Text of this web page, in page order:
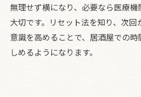
無理せず横になり、必要なら医療
大切です。リセット法を知り、次回
意識を高めることで、居酒屋での
しめるようになります。